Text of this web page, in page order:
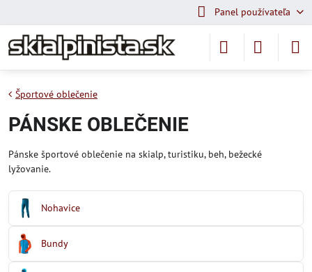
Panel používateľa
Športové oblečenie
PÁNSKE OBLEČENIE
Pánske športové oblečenie na skialp, turistiku, beh, bežecké
lyžovanie.
Nohavice
Bundy